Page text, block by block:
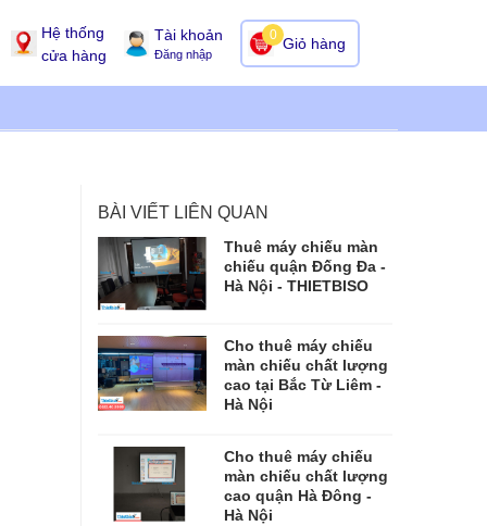
Hệ thống
cửa hàng
Tài khoản
Đăng nhập
Giỏ hàng
0
BÀI VIẾT LIÊN QUAN
Thuê máy chiếu màn
chiếu quận Đống Đa -
Hà Nội - THIETBISO
Cho thuê máy chiếu
màn chiếu chất lượng
cao tại Bắc Từ Liêm -
Hà Nội
Cho thuê máy chiếu
màn chiếu chất lượng
cao quận Hà Đông -
Hà Nội